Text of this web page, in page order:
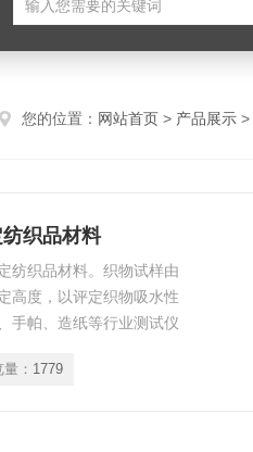
您的位置： 网站首页 > 产品展示 >
织品材料
纺织品材料。织物试样由
高度，以评定织物吸水性
手帕、造纸等行业测试仪
： 1779